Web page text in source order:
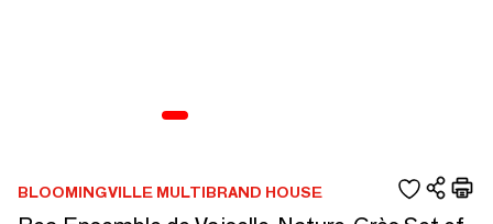
BLOOMINGVILLE MULTIBRAND HOUSE